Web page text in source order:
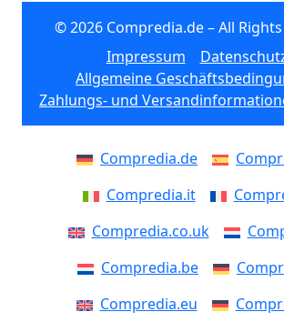
© 2026 Compredia.de – All
Impressum
Allgemeine
Zahlungs- und
Compredia.de
Compredia.it
Compredia.co.uk
Compredia.be
Compredia.eu